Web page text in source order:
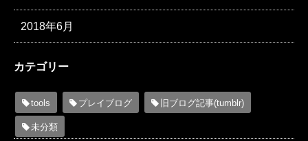
2018年6月
カテゴリー
tools プレイブログ 旧ブログ記事(tumblr)
未分類